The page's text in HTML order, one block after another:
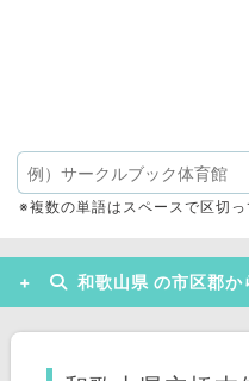
※複数の単語はスペースで区切
和歌山県 の市区郡か
和歌山市 新宮市